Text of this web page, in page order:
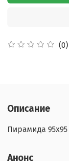
(0)
Описание
Пирамида
Анонс